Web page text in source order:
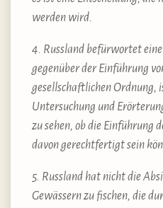
werden wird.
4. Russland befürwortet
gegenüber der Einführung
gesellschaftlichen Ordnung,
Untersuchung und
zu sehen, ob die Einführung
davon gerechtfertigt sein
5. Russland hat nicht die
Gewässern zu fischen, die